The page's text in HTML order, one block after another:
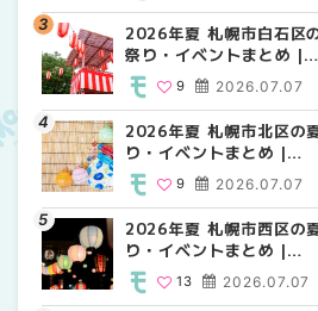
2026年夏 札幌市白石区
祭り・イベントまとめ |
MouLa HOKKAIDO
2026.07.07
9
2026年夏 札幌市北区の
り・イベントまとめ |
MouLa HOKKAIDO
2026.07.07
9
2026年夏 札幌市西区の
り・イベントまとめ |
MouLa HOKKAIDO
2026.07.07
13
2026年夏
り・イベン
13
2026年夏
り・イベン
9
2026年夏
祭り・イベ
9
2026年夏
祭り・イベ
9
2026年夏
り・イベン
13
2026年夏
祭り・イベ
6